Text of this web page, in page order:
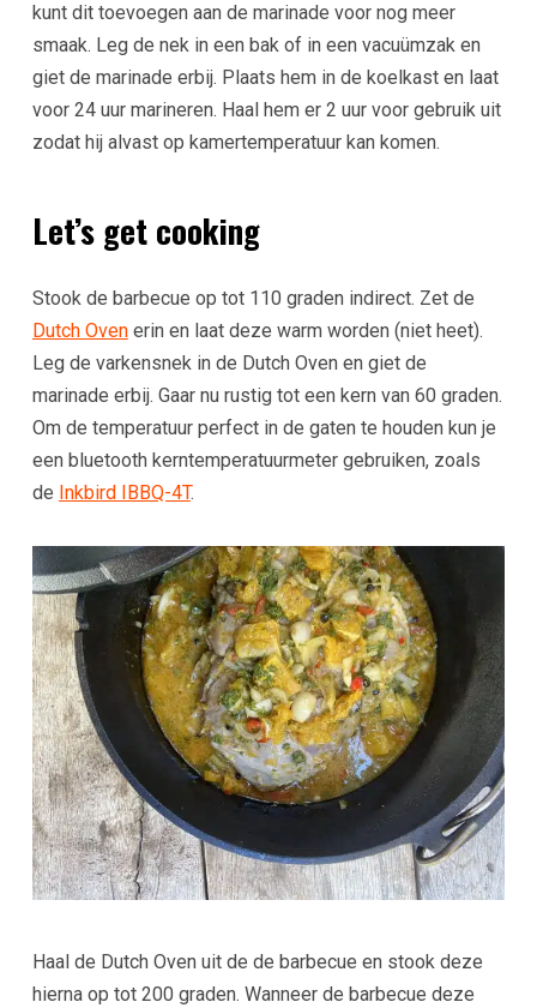
kunt dit toevoegen aan de marinade voor nog meer
smaak. Leg de nek in een bak of in een vacuümzak en
giet de marinade erbij. Plaats hem in de koelkast en laat
voor 24 uur marineren. Haal hem er 2 uur voor gebruik uit
zodat hij alvast op kamertemperatuur kan komen.
Let’s get cooking
Stook de barbecue op tot 110 graden indirect. Zet de
Dutch Ovenerin en laat deze warm worden (niet heet).
Leg de varkensnek in de Dutch Oven en giet de
marinade erbij. Gaar nu rustig tot een kern van 60 graden.
Om de temperatuur perfect in de gaten te houden kun je
een bluetooth kerntemperatuurmeter gebruiken, zoals
de Inkbird IBBQ-4T.
Haal de Dutch Oven uit de de barbecue en stook deze
hierna op tot 200 graden. Wanneer de barbecue deze